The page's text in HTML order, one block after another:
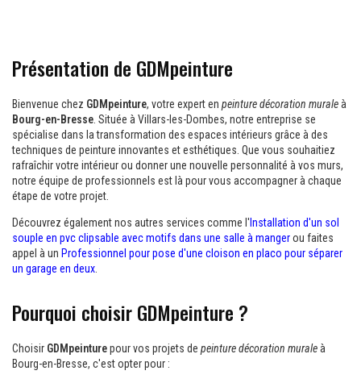
Présentation de GDMpeinture
Bienvenue chez GDMpeinture, votre expert en peinture décoration muraleà
Bourg-en-Bresse. Située à Villars-les-Dombes, notre entreprise se
spécialise dans la transformation des espaces intérieurs grâce à des
techniques de peinture innovantes et esthétiques. Que vous souhaitiez
rafraîchir votre intérieur ou donner une nouvelle personnalité à vos murs,
notre équipe de professionnels est là pour vous accompagner à chaque
étape de votre projet.
Découvrez également nos autres services comme l' Installation d'un sol
souple en pvc clipsable avec motifs dans une salle à mangerou faites
appel à un Professionnel pour pose d'une cloison en placo pour séparer
un garage en deux.
Pourquoi choisir GDMpeinture ?
Choisir GDMpeinturepour vos projets de peinture décoration muraleà
Bourg-en-Bresse, c'est opter pour :